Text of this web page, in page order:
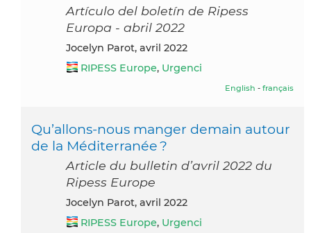
Artículo del boletín de Ripess
Europa - abril 2022
Jocelyn Parot, avril 2022
RIPESS Europe, Urgenci
English - français
Qu’allons-nous manger demain autour
de la Méditerranée ?
Article du bulletin d’avril 2022 du
Ripess Europe
Jocelyn Parot, avril 2022
RIPESS Europe, Urgenci